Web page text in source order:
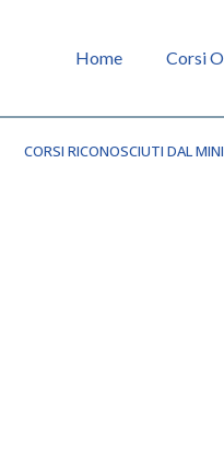
Home Corsi
CORSI RICONOSCIUTI DAL